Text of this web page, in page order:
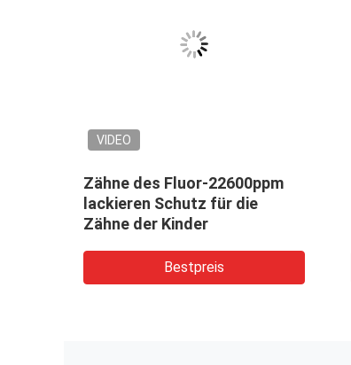
VIDEO
Zähne des Fluor-22600ppm
lackieren Schutz für die
Zähne der Kinder
Bestpreis